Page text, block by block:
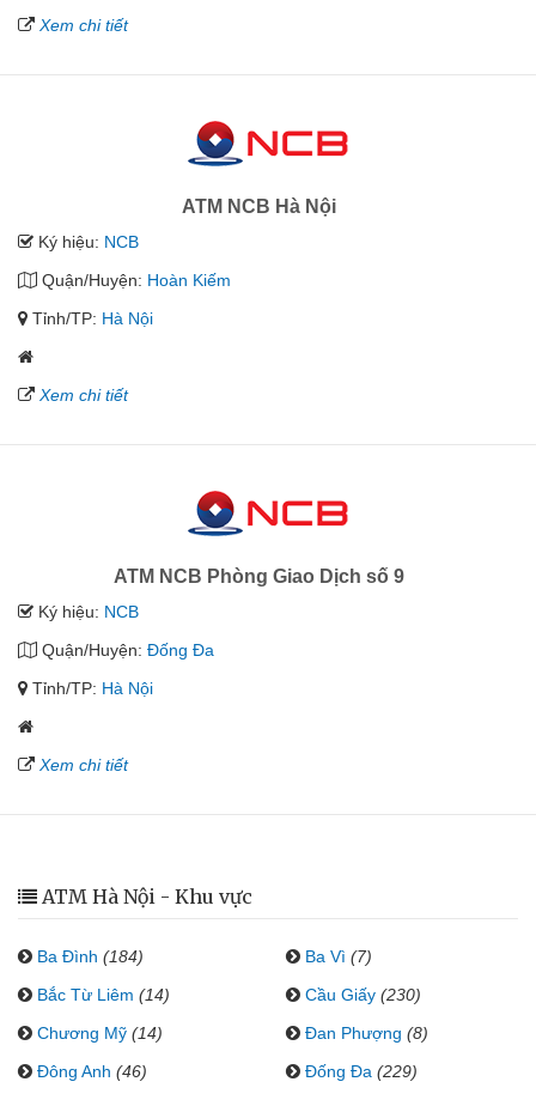
Xem chi tiết
ATM NCB Hà Nội
Ký hiệu: NCB
Quận/Huyện: Hoàn Kiếm
Tỉnh/TP: Hà Nội
Xem chi tiết
ATM NCB Phòng Giao Dịch số 9
Ký hiệu: NCB
Quận/Huyện: Đống Đa
Tỉnh/TP: Hà Nội
Xem chi tiết
ATM Hà Nội - Khu vực
Ba Đình (184) Ba Vì (7)
Bắc Từ Liêm (14) Cầu Giấy (230)
Chương Mỹ (14) Đan Phượng (8)
Đông Anh (46) Đống Đa (229)